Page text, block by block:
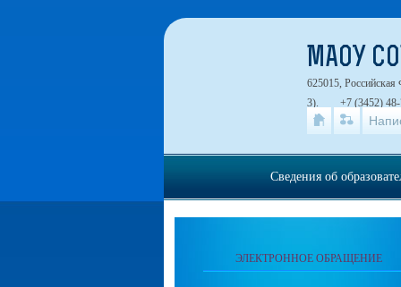
ЭЛЕКТРОННОЕ ОБРАЩЕНИЕ
МАОУ
625015,
3).
+7 (3452)
Сведения об